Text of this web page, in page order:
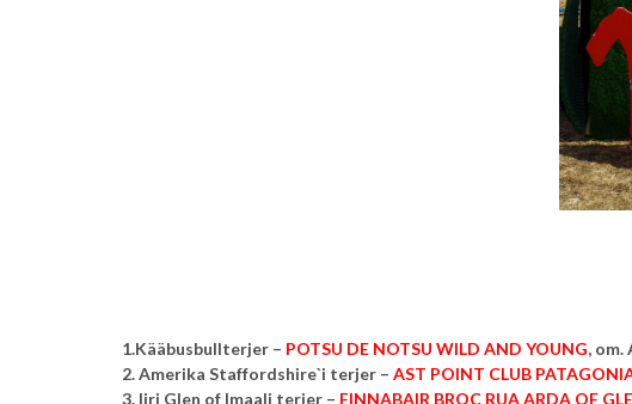
1.Kääbusbullterjer – POTSU DE NOTSU WILD AND YOUNG, om.
2. Amerika Staffordshire`i terjer – AST POINT CLUB
3. Iiri Glen of Imaali terjer – FINNABAIR BROC RUA ARDA OF